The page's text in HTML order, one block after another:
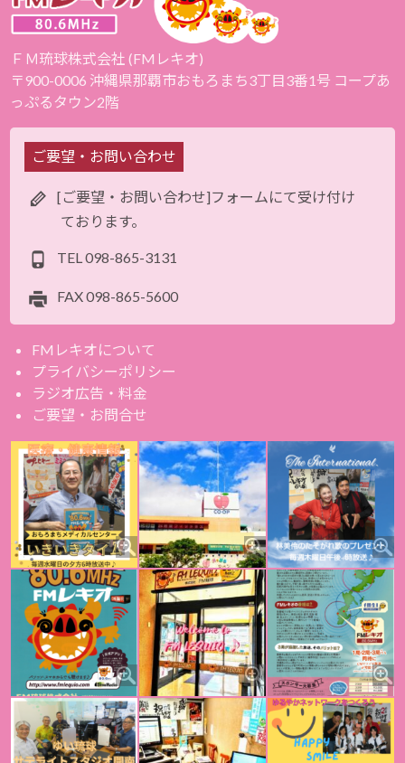
ＦＭ琉球株式会社 (FMレキオ)
〒900-0006 沖縄県那覇市おもろまち3丁目3番1号 コープあ
っぷるタウン2階
ご要望・お問い合わせ
[ご要望・お問い合わせ]フォームにて受け付け
ております。
TEL098-865-3131
FAX098-865-5600
FMレキオについて
プライバシーポリシー
ラジオ広告・料金
ご要望・お問合せ